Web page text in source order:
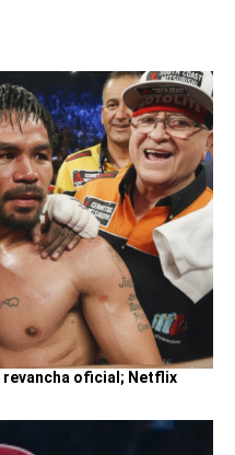
revancha oficial; Netflix